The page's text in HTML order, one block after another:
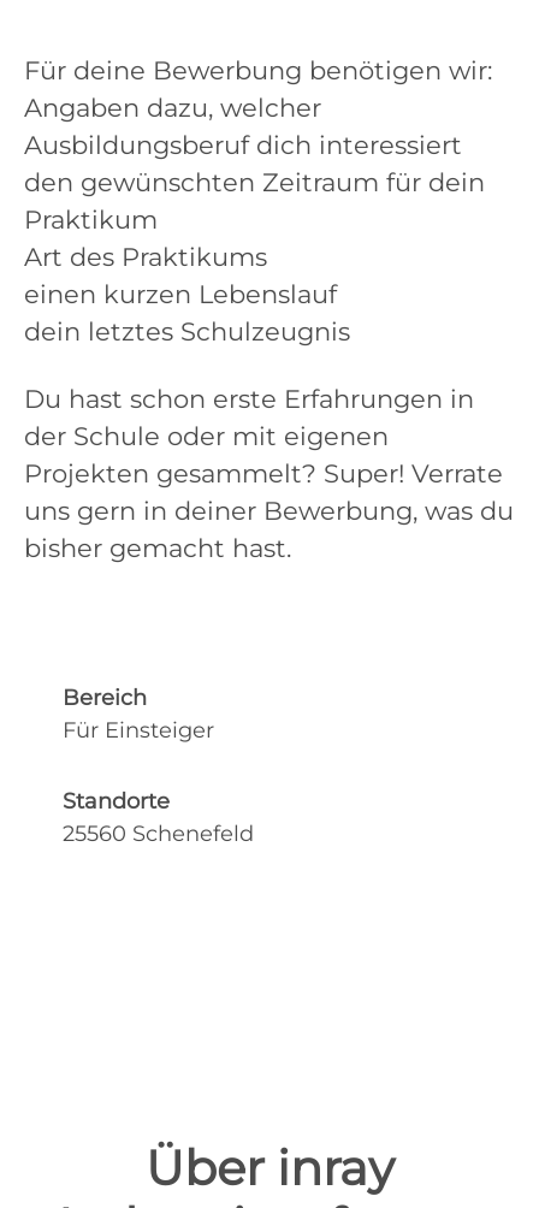
Für deine Bewerbung benötigen wir:
Angaben dazu, welcher
Ausbildungsberuf dich interessiert
den gewünschten Zeitraum für dein
Praktikum
Art des Praktikums
einen kurzen Lebenslauf
dein letztes Schulzeugnis
Du hast schon erste Erfahrungen in
der Schule oder mit eigenen
Projekten gesammelt? Super! Verrate
uns gern in deiner Bewerbung, was du
bisher gemacht hast.
Bereich
Für Einsteiger
Standorte
25560 Schenefeld
Über inray